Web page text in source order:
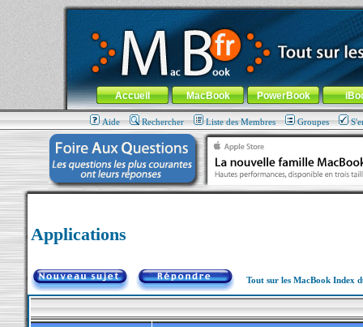
MacBook-fr.com : 100% Apple... 100% nomade !
Aller au contenu-Aller au menu général-Aller au menu de
Menu général
Accueil MacBook PowerBook
Aide Rechercher Liste des Membres Groupes
Applications
Tout sur les MacBook Index